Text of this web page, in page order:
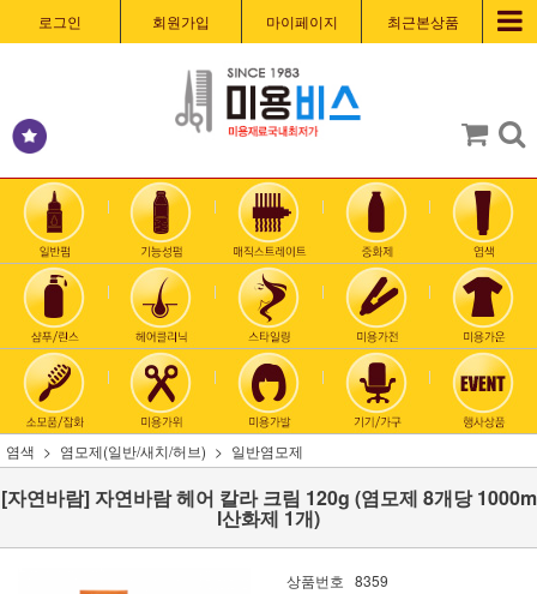
로그인 회원가입 마이페이지 최근본상품
염색 염모제(일반/새치/허브) 일반염모제
[자연바람] 자연바람 헤어 칼라 크림 120g (염모제 8개당 1000m
l산화제 1개)
상품번호 8359